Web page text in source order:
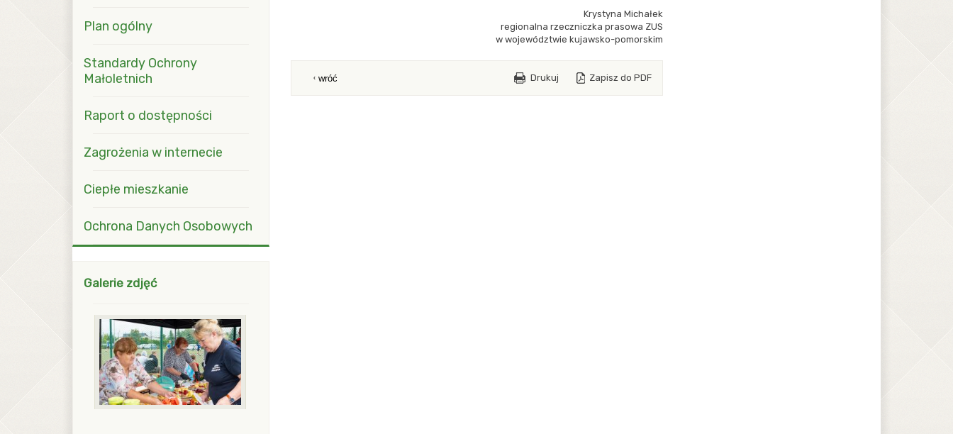
Plan ogólny
Standardy Ochrony
Małoletnich
Raport o dostępności
Zagrożenia w internecie
Ciepłe mieszkanie
Ochrona Danych Osobowych
Galerie zdjęć
Krystyna Michałek
regionalna rzeczniczka prasowa ZUS
w województwie kujawsko-pomorskim
wróć Drukuj Zapisz do PDF